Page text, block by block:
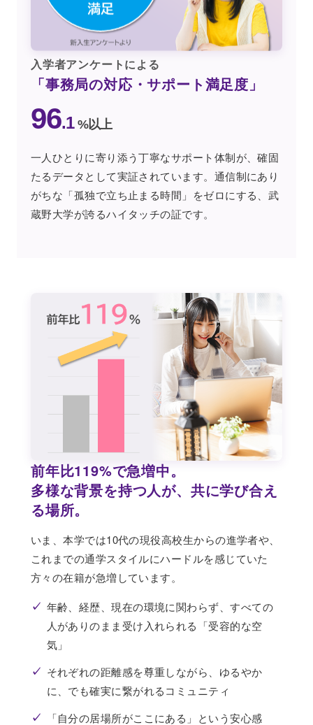
入学者アンケートによる
「事務局の対応・サポート満足度」
96.1 %以上
一人ひとりに寄り添う丁寧なサポート体制が、確固
たるデータとして実証されています。通信制にあり
がちな「孤独で立ち止まる時間」をゼロにする、武
蔵野大学が誇るハイタッチの証です。
前年比119%で急増中。
多様な背景を持つ人が、共に学び合え
る場所。
いま、本学では10代の現役高校生からの進学者や、
これまでの通学スタイルにハードルを感じていた
方々の在籍が急増しています。
✓ 年齢、経歴、現在の環境に関わらず、すべての
人がありのまま受け入れられる「受容的な空
気」
✓ それぞれの距離感を尊重しながら、ゆるやか
に、でも確実に繋がれるコミュニティ
✓
「自分の居場所がここにある」という安心感